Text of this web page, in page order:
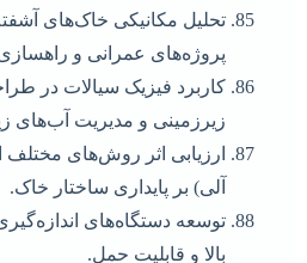
تحلیل مکانیکی خاک‌های
پروژه‌های عمرانی و
کاربرد فیزیک سیالات در
زیرزمینی و مدیریت آب‌های
ارزیابی اثر روش‌های مختلف
آلی) بر پایداری ساختار خاک.
توسعه دستگاه‌های
بالا و قابلیت حمل.